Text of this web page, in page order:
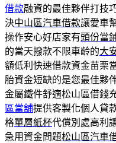
借款融資的最佳夥伴打技
決中山區汽車借款讓愛車
操作安心好店家有頭份當
的當天撥款不限車齡的大
額低利快速借款資金苗栗
胎資金短缺的是您最佳夥
金屬鐵件舒適松山區借錢
區當舖提供客製化個人貸
格單層紙杯代償別處高利
急用資金問題松山區汽車